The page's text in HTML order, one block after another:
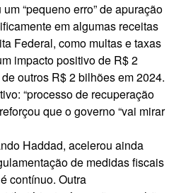
“pequeno erro” de apuração
em algumas receitas
Federal, como multas e taxas
impacto positivode R$ 2
outros R$ 2 bilhões em 2024.
“processo de recuperação
que o governo “vai mirar
Haddad, acelerou ainda
de medidas fiscais
contínuo. Outra